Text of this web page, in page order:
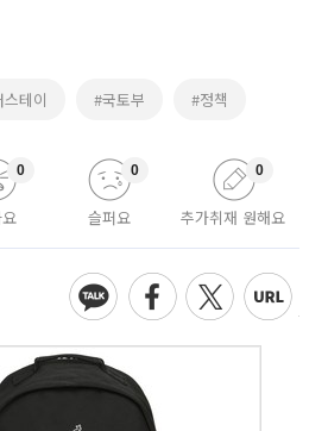
테이 #국토부 #정책
0
슬퍼요
0
추가취재 원해요
0